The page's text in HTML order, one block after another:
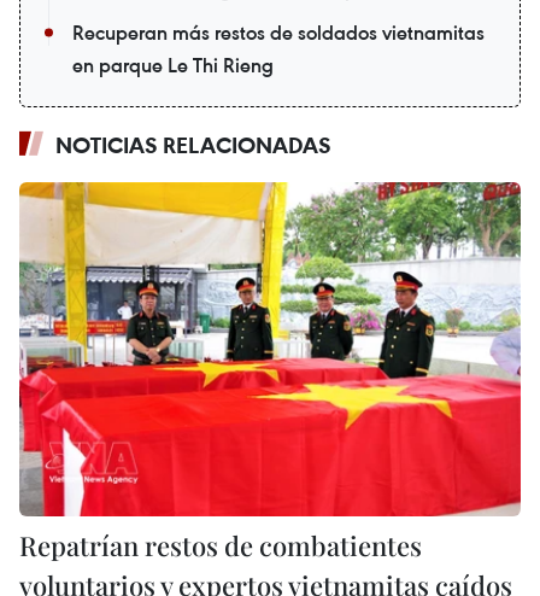
Recuperan más restos de soldados vietnamitas
en parque Le Thi Rieng
NOTICIAS RELACIONADAS
Repatrían restos de combatientes
voluntarios y expertos vietnamitas caídos